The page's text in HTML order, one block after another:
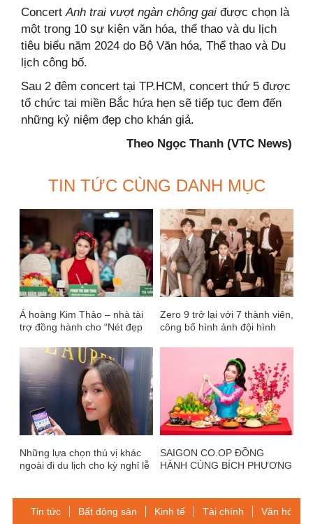
ConcertAnh trai vượt ngàn chông gai được chọn là
một trong 10 sự kiện văn hóa, thể thao và du lịch
tiêu biểu năm 2024 do Bộ Văn hóa, Thể thao và Du
lịch công bố.
Sau 2 đêm concert tại TP.HCM, concert thứ 5 được
tổ chức tai miền Bắc hứa hẹn sẽ tiếp tục đem đến
những kỷ niệm đẹp cho khán giả.
Theo Ngọc Thanh (VTC News)
TIN TỨC CÙNG DANH MỤC
Á hoàng Kim Thảo – nhà tài
trợ đồng hành cho “Nét đẹp
Zero 9 trở lại với 7 thành viên,
công bố hình ảnh đội hình
Những lựa chọn thú vị khác
ngoài đi du lịch cho kỳ nghỉ lễ
SAIGON CO.OP ĐỒNG
HÀNH CÙNG BÍCH PHƯƠNG
Tin tức
Bất động sản Kinh tế Tài chính Văn hóa-